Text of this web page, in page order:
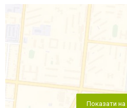
Показати на